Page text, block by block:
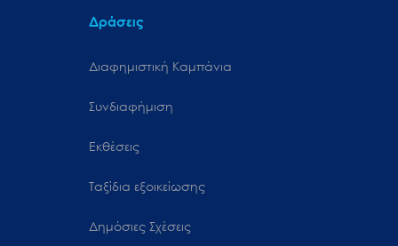
Δράσεις
Διαφημιστική Καμπάνια
Συνδιαφήμιση
Εκθέσεις
Ταξίδια εξοικείωσης
Δημόσιες Σχέσεις